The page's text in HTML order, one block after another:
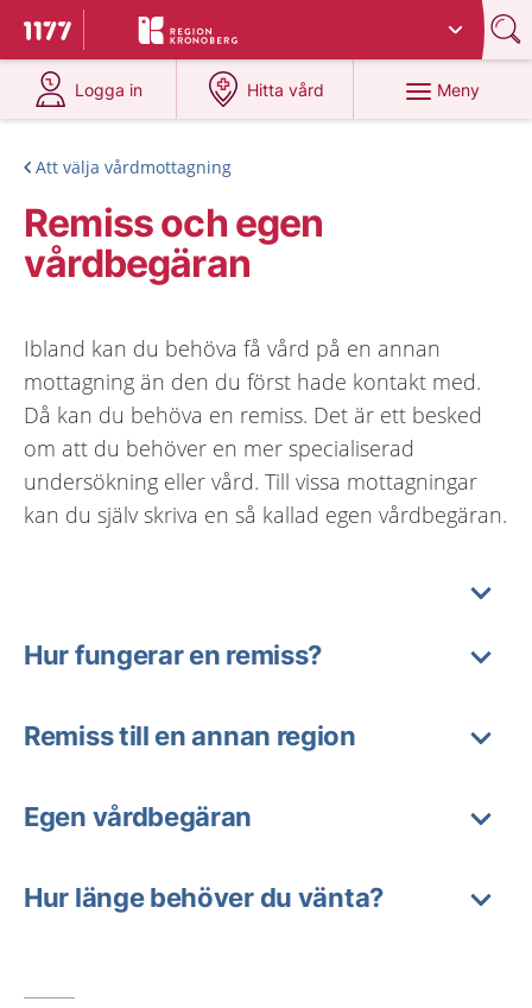
Till startsidan för 1177
Du har valt region
Logga in
på 1177.se
Hitta vård
på 1177.se
Meny
Att välja vårdmottagning
Remiss och egen
vårdbegäran
Ibland kan du behöva få vård på en annan
mottagning än den du först hade kontakt med.
Då kan du behöva en remiss. Det är ett besked
om att du behöver en mer specialiserad
undersökning eller vård. Till vissa mottagningar
kan du själv skriva en så kallad egen vårdbegäran.
Hur fungerar en remiss?
Remiss till en annan region
Egen vårdbegäran
Hur länge behöver du vänta?